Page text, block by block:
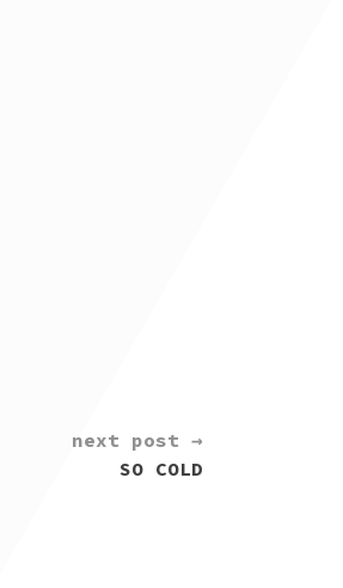
next post →
SO COLD